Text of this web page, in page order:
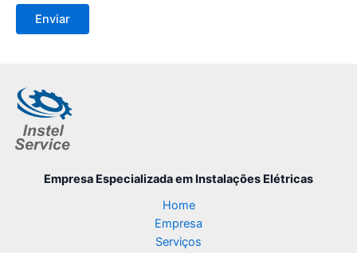
Empresa Especializadaem Instalações Elétricas
Home
Empresa
Serviços